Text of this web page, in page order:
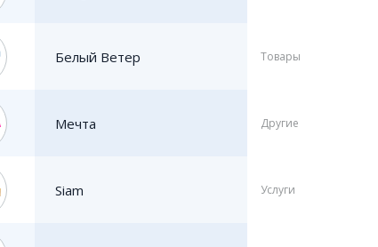
Белый Ветер Товары
Мечта Другие
Siam Услуги